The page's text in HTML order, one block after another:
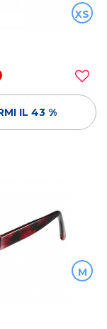
XS
IL 43 %
M